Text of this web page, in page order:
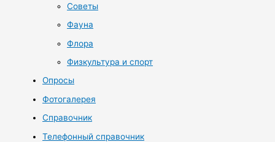
Советы
Фауна
Флора
Физкультура и спорт
Опросы
Фотогалерея
Справочник
Телефонный справочник